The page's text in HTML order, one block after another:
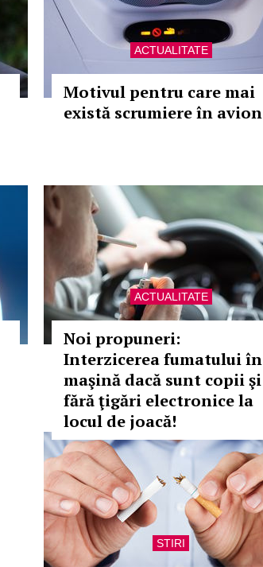
ACTUALITATE
Motivul pentru care mai
există scrumiere în avion
ACTUALITATE
Noi propuneri:
Interzicerea fumatului în
maşină dacă sunt copii şi
fără ţigări electronice la
locul de joacă!
STIRI